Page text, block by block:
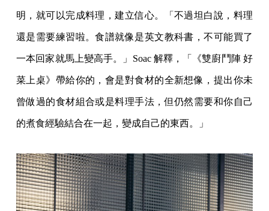
明，就可以完成料理，建立信心。「不過坦白說，料理
還是需要練習啦。食譜就像是英文教科書，不可能買了
一本回家就馬上變高手。」Soac 解釋，「《雙廚鬥陣 好
菜上桌》帶給你的，會是對食材的全新想像，提出你未
曾做過的食材組合或是料理手法，但仍然需要和你自己
的煮食經驗結合在一起，變成自己的東西。」